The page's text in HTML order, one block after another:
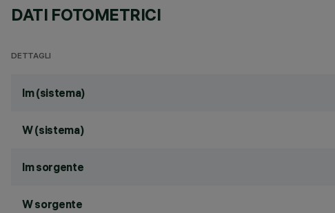
DATI FOTOMETRICI
DETTAGLI
lm (sistema)
W (sistema)
lm sorgente
W sorgente